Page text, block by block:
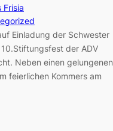
Frisia
Einladung der Schwester
der ADV
Neben einen gelungenen
feierlichen Kommers am